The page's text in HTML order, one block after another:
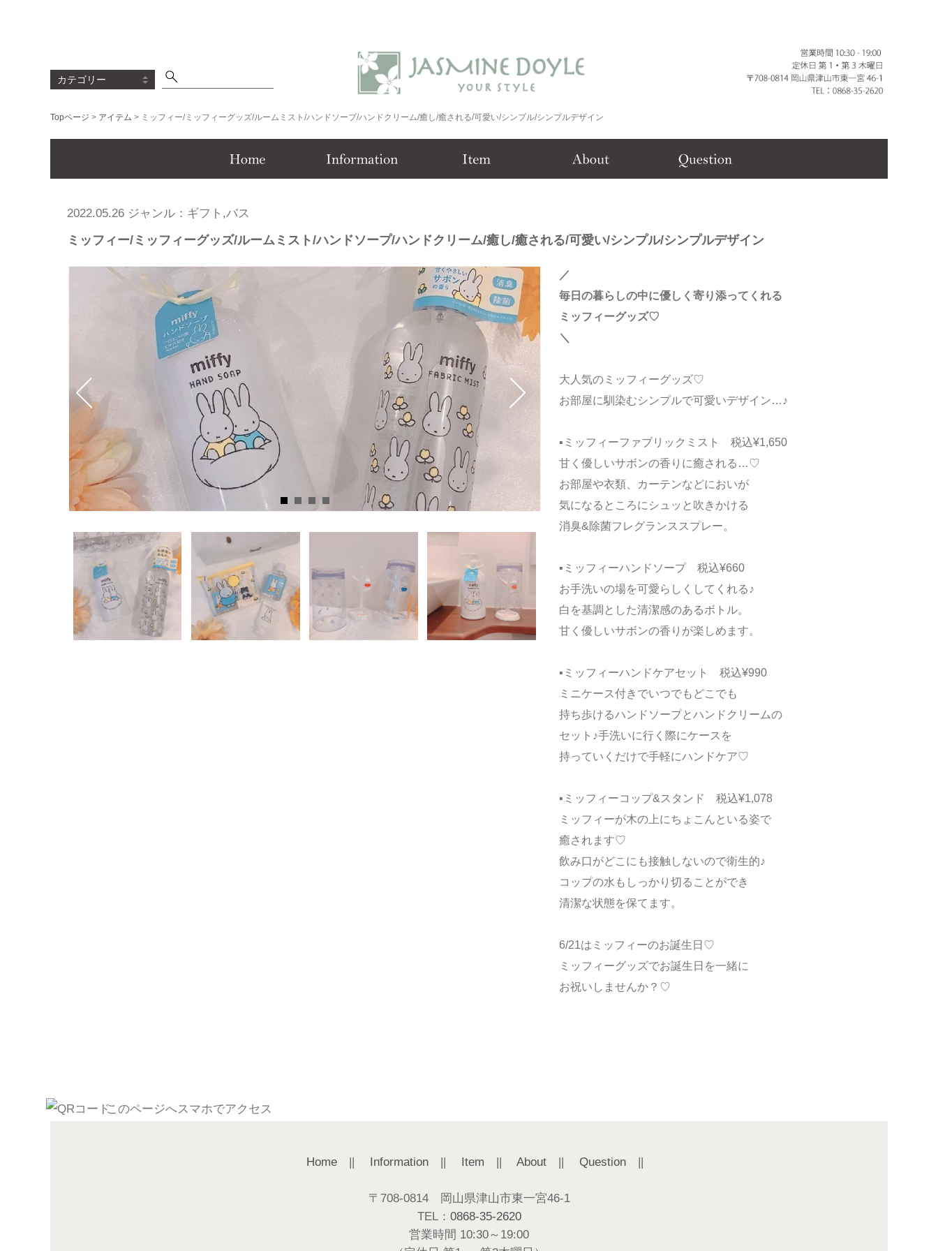
Topページ > アイテム > ミッフィー/ミッフィーグッズ/ルームミスト/ハンドソープ/ハンドクリーム/癒し/癒される/可愛い/シンプル/シンプルデザイン
2022.05.26 ジャンル：ギフト,バス
ミッフィー/ミッフィーグッズ/ルームミスト/ハンドソープ/ハンドクリーム/癒し/癒される/可愛い/シンプル/シンプルデザイン
／
毎日の暮らしの中に優しく寄り添ってくれる
ミッフィーグッズ♡
＼
大人気のミッフィーグッズ♡
お部屋に馴染むシンプルで可愛いデザイン…♪
▪️ミッフィーファブリックミスト 税込¥1,650
甘く優しいサボンの香りに癒される…♡
お部屋や衣類、カーテンなどにおいが
気になるところにシュッと吹きかける
消臭&除菌フレグランススプレー。
▪️ミッフィーハンドソープ 税込¥660
お手洗いの場を可愛らしくしてくれる♪
白を基調とした清潔感のあるボトル。
甘く優しいサボンの香りが楽しめます。
▪️ミッフィーハンドケアセット 税込¥990
ミニケース付きでいつでもどこでも
持ち歩けるハンドソープとハンドクリームの
セット♪手洗いに行く際にケースを
持っていくだけで手軽にハンドケア♡
▪️ミッフィーコップ&スタンド 税込¥1,078
ミッフィーが木の上にちょこんといる姿で
癒されます♡
飲み口がどこにも接触しないので衛生的♪
コップの水もしっかり切ることができ
清潔な状態を保てます。
6/21はミッフィーのお誕生日♡
ミッフィーグッズでお誕生日を一緒に
お祝いしませんか？♡
このページへスマホでアクセス
Home || Information || Item || About || Question ||
〒708-0814 岡山県津山市東一宮46-1
TEL： 0868-35-2620
営業時間 10:30～19:00